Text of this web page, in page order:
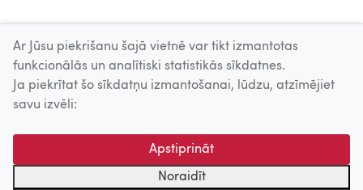
Uz augšu
© 2026 Nacionālais Kino centrs, Kultūras informācijas sistēmu
centrs. Sadarbības partneris: Latvijas Valsts
kinofotofonodokumentu arhīvs.
Ar Jūsu piekrišanu šajā vietnē var tikt izmantotas
funkcionālās un analītiski statistikās sīkdatnes.
Ja piekrītat šo sīkdatņu izmantošanai, lūdzu, atzīmējiet
savu izvēli:
Apstiprināt
Noraidīt